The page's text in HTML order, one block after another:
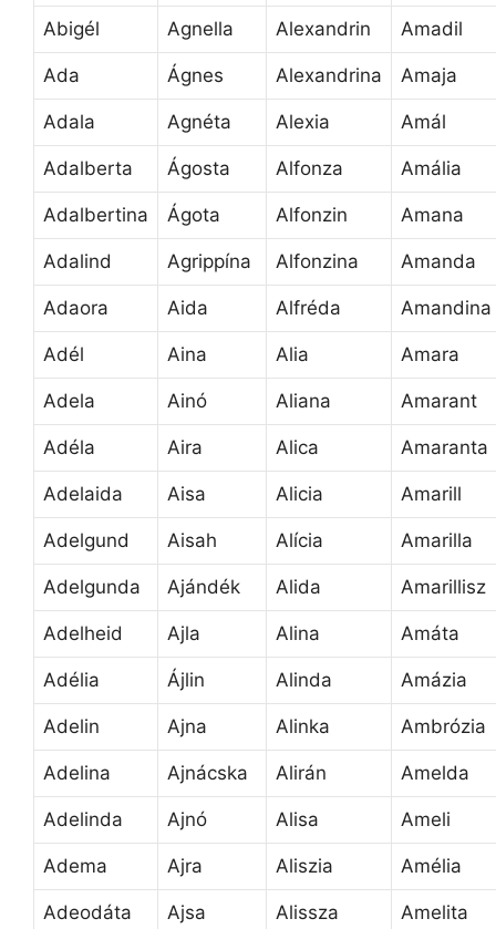
Abigél Agnella Alexandrin Amadil
Ada Ágnes Alexandrina Amaja
Adala Agnéta Alexia Amál
Adalberta Ágosta Alfonza Amália
Adalbertina Ágota Alfonzin Amana
Adalind Agrippína Alfonzina Amanda
Adaora Aida Alfréda Amandina
Adél Aina Alia Amara
Adela Ainó Aliana Amarant
Adéla Aira Alica Amaranta
Adelaida Aisa Alicia Amarill
Adelgund Aisah Alícia Amarilla
Adelgunda Ajándék Alida Amarillisz
Adelheid Ajla Alina Amáta
Adélia Ájlin Alinda Amázia
Adelin Ajna Alinka Ambrózia
Adelina Ajnácska Alirán Amelda
Adelinda Ajnó Alisa Ameli
Adema Ajra Aliszia Amélia
Adeodáta Ajsa Alissza Amelita